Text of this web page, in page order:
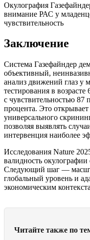
Окулография
внимание РАС у
чувствительность
Заключение
Система Газефайндер
объективный,
анализ движений глаз
тестирования в
с чувствительностью
процента. Это
универсального
позволяя выявлять
интервенция наиболее
Исследования Nature
валидность
Следующий шаг —
глобальный уровень и
экономическим
Читайте также по